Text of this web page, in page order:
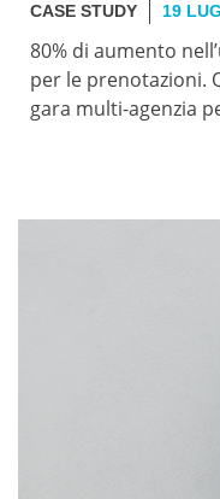
CASE STUDY 19
80% di aumento
per le prenotazioni.
gara multi-agenzia